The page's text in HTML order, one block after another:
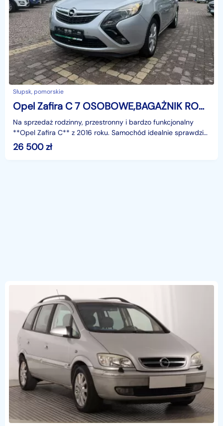
Słupsk, pomorskie
Opel Zafira C 7 OSOBOWE,BAGAŻNIK ROWEROWY
Na sprzedaż rodzinny, przestronny i bardzo funkcjonalny
**Opel Zafira C** z 2016 roku. Samochód idealnie sprawdzi
się jako auto dla dużej rodziny lub osób cenią
26 500zł